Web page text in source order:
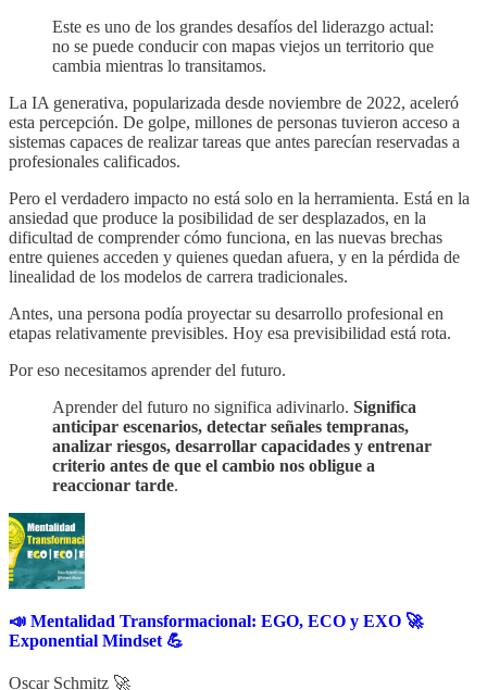
Este es uno de los grandes desafíos del liderazgo actual:
no se puede conducir con mapas viejos un territorio que
cambia mientras lo transitamos.
La IA generativa, popularizada desde noviembre de 2022, aceleró
esta percepción. De golpe, millones de personas tuvieron acceso a
sistemas capaces de realizar tareas que antes parecían reservadas a
profesionales calificados.
Pero el verdadero impacto no está solo en la herramienta. Está en la
ansiedad que produce la posibilidad de ser desplazados, en la
dificultad de comprender cómo funciona, en las nuevas brechas
entre quienes acceden y quienes quedan afuera, y en la pérdida de
linealidad de los modelos de carrera tradicionales.
Antes, una persona podía proyectar su desarrollo profesional en
etapas relativamente previsibles. Hoy esa previsibilidad está rota.
Por eso necesitamos aprender del futuro.
Aprender del futuro no significa adivinarlo. Significa
anticipar escenarios, detectar señales tempranas,
analizar riesgos, desarrollar capacidades y entrenar
criterio antes de que el cambio nos obligue a
reaccionar tarde.
📣 Mentalidad Transformacional: EGO, ECO y EXO 🚀
Exponential Mindset 💪
Oscar Schmitz 🚀